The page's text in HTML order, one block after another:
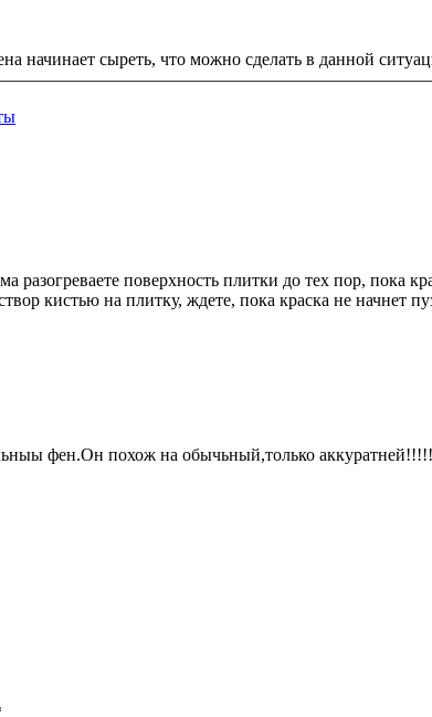
начинает сыреть, что можно сделать в данной
поверхность плитки до тех пор, пока
кистью на плитку, ждете, пока краска не начнет
фен.Он похож на обычьный,только